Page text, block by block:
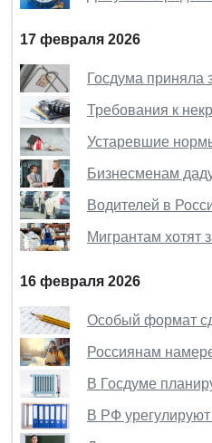
17 февраля 2026
Госдума приняла
Требования к
Устаревшие
Бизнесменам
Водителей в
Мигрантам хотят
16 февраля 2026
Особый формат
Россиянам
В Госдуме
В РФ